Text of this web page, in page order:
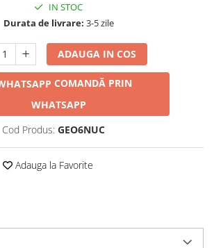
IN STOC
Durata de livrare: 3-5 zile
ADAUGA IN COS
COMANDĂ PRIN
WHATSAPP
Cod Produs: GEO6NUC
Adauga la Favorite